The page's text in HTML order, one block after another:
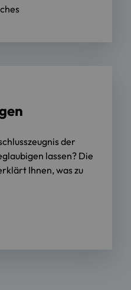
der
lassen? Die
Ihnen, was zu